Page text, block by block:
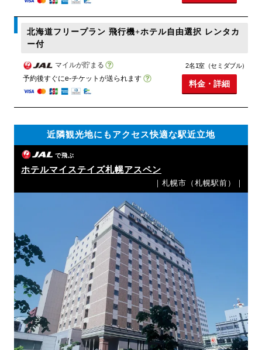
北海道フリープラン 飛行機+ホテル自由選択 レンタカ
ー付
マイルが貯まる
予約後すぐにe-チケットが送られます
2名1室（セミダブル）
料金・詳細
近隣観光地にもアクセス快適な駅近立地
で飛ぶ
ホテルマイステイズ札幌アスペン
｜札幌市（札幌駅前）｜